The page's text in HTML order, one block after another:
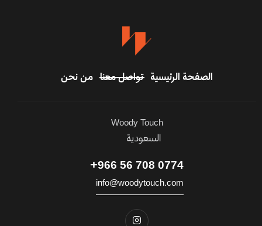
من نحن تواصل معنا الصفحة الرئيسية
Woody Touch
السعودية
0774 708 56 966+
info@woodytouch.com